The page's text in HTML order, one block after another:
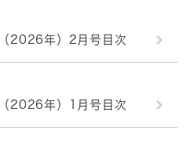
2026年）2月号目次
2026年）1月号目次